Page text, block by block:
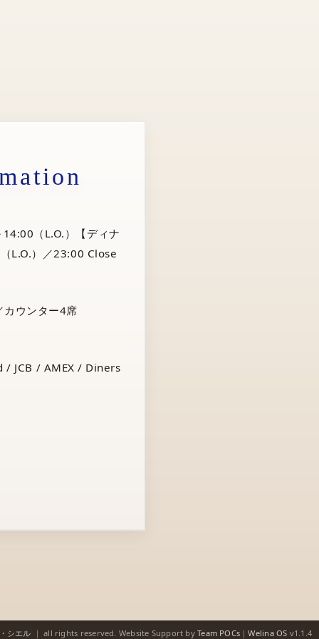
（L.O.）【ディナ
L.O.）／23:00 Close
ウンター4席
/ JCB / AMEX / Diners
シエル ｜ all rights reserved. Website Support byTeam POCs ｜Welina OS v1.1.4